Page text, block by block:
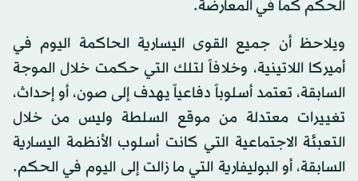
الحكم كما في المعارضة.
ويلاحظ أن جميع القوى اليسارية الحاكمة اليوم في
أميركا اللاتينية، وخلافاً لتلك التي حكمت خلال الموجة
السابقة، تعتمد أسلوباً دفاعياً يهدف إلى صون، أو إحداث،
تغييرات معتدلة من موقع السلطة وليس من خلال
التعبئة الاجتماعية التي كانت أسلوب الأنظمة اليسارية
السابقة، أو البوليفارية التي ما زالت إلى اليوم في الحكم.